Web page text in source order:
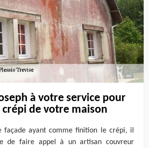
à votre service pour
de votre maison
façade ayant comme finition le crépi, il
de faire appel à un artisan couvreur